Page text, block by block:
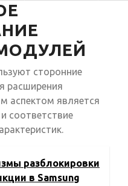
сторонние
расширения
аспектом является
соответствие
разблокировки
в Samsung